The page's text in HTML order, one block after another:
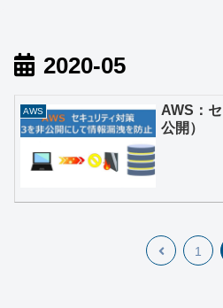
2020-05
AWS
AWS：
公開）
前 1